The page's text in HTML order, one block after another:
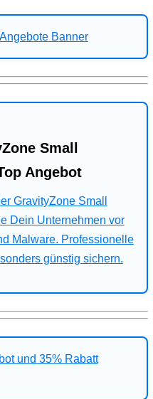
Small
Angebot
GravityZone Small
Dein Unternehmen vor
Malware. Professionelle
günstig sichern.